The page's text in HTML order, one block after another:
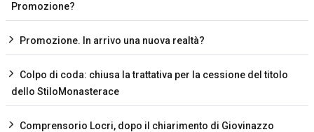
Promozione?
Promozione. In arrivo una nuova realtà?
Colpo di coda: chiusa la trattativa per la cessione del titolo
dello StiloMonasterace
Comprensorio Locri, dopo il chiarimento di Giovinazzo